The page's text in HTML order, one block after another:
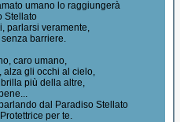
umano lo raggiungerà
Stellato
parlarsi veramente,
barriere.
caro umano,
alza gli occhi al cielo,
più della altre,
dal Paradiso Stellato
per te.